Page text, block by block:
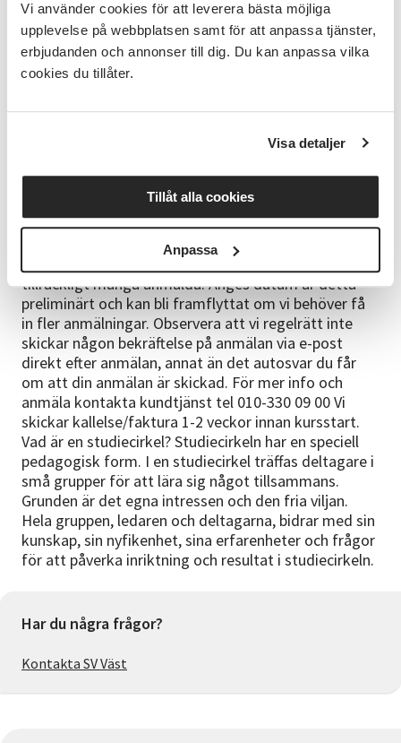
Vi använder cookies för att leverera bästa möjliga
upplevelse på webbplatsen samt för att anpassa tjänster,
erbjudanden och annonser till dig. Du kan anpassa vilka
cookies du tillåter.
Visa detaljer
Tillåt alla cookies
Anpassa
Bra att veta
Vi kommer att vara i gamla Tingshuset, på andra
våningen. Ta gärna med lunch att äta då vi håller på
hela dagen. Det finns tillgång till mikrovågsugn. Fika
Gluten och laktosfritt alternativ finns, meddela gärna
detta ifall önskemål finns. Ta med förkläde eller
måttband eller linjal, klädnypor i trä.
Anmälningsinformation
Studiecirkeln startar vid 6 anmälda deltagare Om
inget datum är utsatt startar kursen så fort vi har
tillräckligt många anmälda. Anges datum är detta
preliminärt och kan bli framflyttat om vi behöver få
in fler anmälningar. Observera att vi regelrätt inte
skickar någon bekräftelse på anmälan via e-post
direkt efter anmälan, annat än det autosvar du får
om att din anmälan är skickad. För mer info och
anmäla kontakta kundtjänst tel 010-330 09 00 Vi
skickar kallelse/faktura 1-2 veckor innan kursstart.
Vad är en studiecirkel? Studiecirkeln har en speciell
pedagogisk form. I en studiecirkel träffas deltagare i
små grupper för att lära sig något tillsammans.
Grunden är det egna intressen och den fria viljan.
Hela gruppen, ledaren och deltagarna, bidrar med sin
kunskap, sin nyfikenhet, sina erfarenheter och frågor
för att påverka inriktning och resultat i studiecirkeln.
Har du några frågor?
Kontakta SV Väst